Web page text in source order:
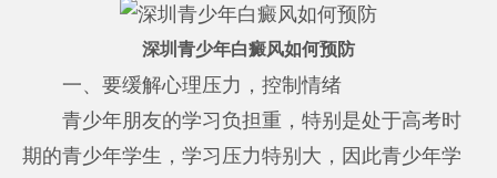
深圳青少年白癜风如何预防
一、要缓解心理压力，控制情绪
青少年朋友的学习负担重，特别是处于高考时
期的青少年学生，学习压力特别大，因此青少年学